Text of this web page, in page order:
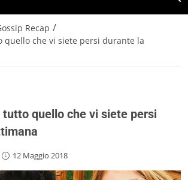
Recap /
quello che vi siete persi durante la
tutto quello che vi siete persi
12 Maggio 2018